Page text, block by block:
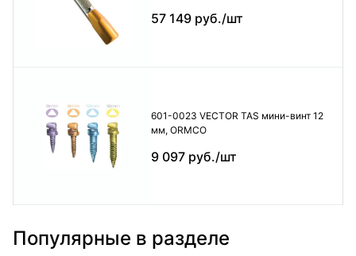
57 149 руб./шт
601-0023 VECTOR TAS мини-винт 12
мм, ORMCO
9 097 руб./шт
Популярные в разделе